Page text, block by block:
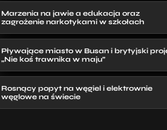
Marzenia na jawie a edukacja oraz
zagrożenie narkotykami w szkołach
Pływające miasto w Busan i brytyjski
„Nie koś trawnika w maju”
Rosnący popyt na węgiel i elektrownie
węglowe na świecie